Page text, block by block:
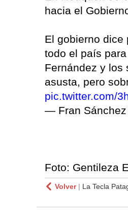
hacia el
El gobierno dice
todo el país
Fernández y los
asusta, pero
pic.twitter.com/
— Fran
Foto: Gentileza
Volver| La Tecla